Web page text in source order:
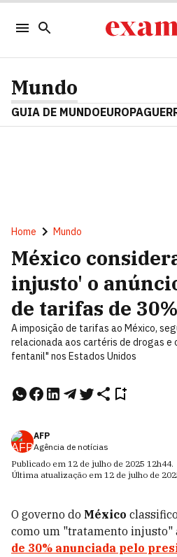
Mundo
GUIA DE MUNDOEUROPA
Home Mundo
México
injusto' o
de tarifas de 30%
A imposição de tarifas ao México,
relacionada aos cartéris de drogas e
fentanil" nos Estados Unidos
AFP
Agência de notícias
Publicado em 12 de julho de 2025 12h44.
Última atualização em 12 de julho de
O governo do México
como um "tratamento injusto"
de 30% anunciada pelo